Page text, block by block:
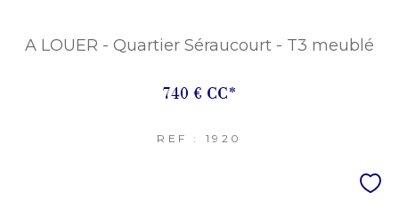
A LOUER - Quartier Séraucourt - T3 meublé
740 € CC*
REF : 1920